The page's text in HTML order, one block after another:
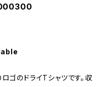
ゴのドライTシャツです。収